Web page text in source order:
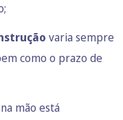
varia sempre
como o prazo de
mão está